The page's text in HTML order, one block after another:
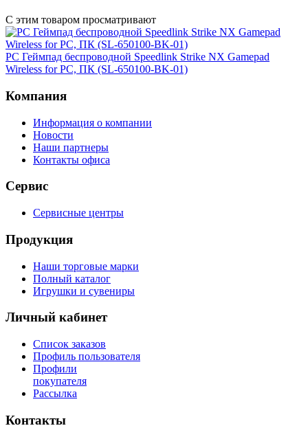
С этим товаром просматривают
PC Геймпад беспроводной Speedlink Strike NX Gamepad
Wireless for PC, ПК (SL-650100-BK-01)
Компания
Информация о компании
Новости
Наши партнеры
Контакты офиса
Сервис
Сервисные центры
Продукция
Наши торговые марки
Полный каталог
Игрушки и сувениры
Личный кабинет
Список заказов
Профиль пользователя
Профили
покупателя
Рассылка
Контакты